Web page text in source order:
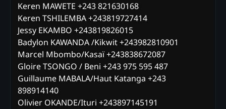
Keren MAWETE +243 821630168
Keren TSHILEMBA +243819727414
Jessy EKAMBO +243819826015
Badylon KAWANDA /Kikwit +243982810901
Marcel Mbombo/Kasaï +243838672087
Gloire TSONGO / Beni +243 975 595 487
Guillaume MABALA/Haut Katanga +243
898914140
Olivier OKANDE/Ituri +243897145191